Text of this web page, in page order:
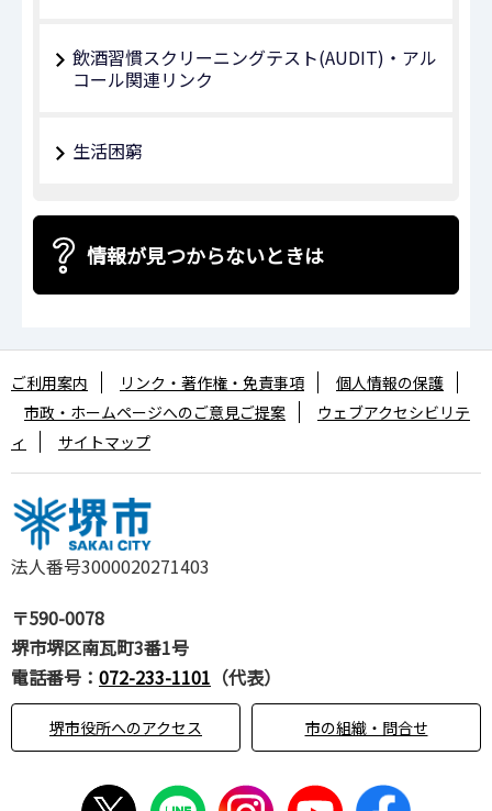
飲酒習慣スクリーニングテスト(AUDIT)・アル
コール関連リンク
生活困窮
情報が見つからないときは
法人番号3000020271403
〒590-0078
堺市堺区南瓦町3番1号
電話番号： 072-233-1101 （代表）
堺市役所へのアクセス 市の組織・問合せ
ご利用案内 リンク・著作権・免責事項
個人情報の保護
市政・ホームページへのご意見ご提案
ウェブアクセシビリテ
ィ
サイトマップ